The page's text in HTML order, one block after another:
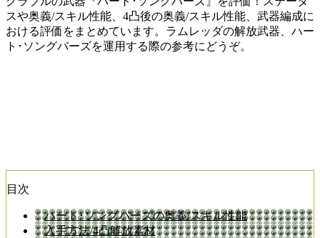
スや奥義/スキル性能、4凸後の奥義/スキル性能、武器編成に
おける評価をまとめています。ラムレッダの解放武器、ハー
ト･ソングバーズを運用する際の参考にどうぞ。
目次
ハート･ソングバーズの奥義/スキル性能
入手方法/4凸解放素材